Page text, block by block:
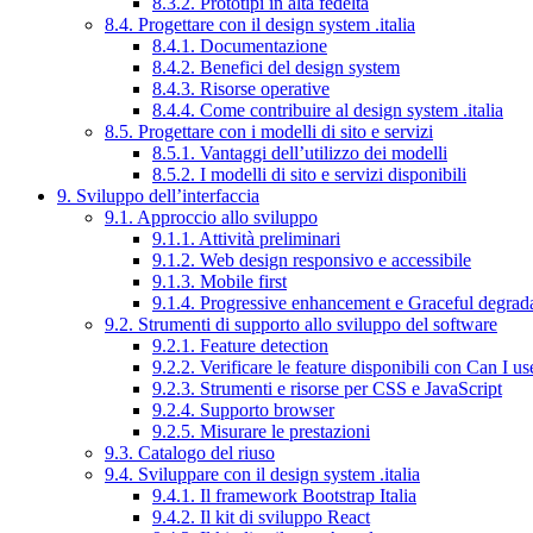
8.4. Progettare con il design system .italia
8.4.1. Documentazione
8.4.2. Benefici del design system
8.4.3. Risorse operative
8.4.4. Come contribuire al design system .italia
8.5. Progettare con i modelli di sito e servizi
8.5.1. Vantaggi dell’utilizzo dei modelli
8.5.2. I modelli di sito e servizi disponibili
9. Sviluppo dell’interfaccia
9.1. Approccio allo sviluppo
9.1.1. Attività preliminari
9.1.2. Web design responsivo e accessibile
9.1.3. Mobile first
9.1.4. Progressive enhancement e Graceful
9.2. Strumenti di supporto allo sviluppo del software
9.2.1. Feature detection
9.2.2. Verificare le feature disponibili con Can I
9.2.3. Strumenti e risorse per CSS e JavaScript
9.2.4. Supporto browser
9.2.5. Misurare le prestazioni
9.3. Catalogo del riuso
9.4. Sviluppare con il design system .italia
9.4.1. Il framework Bootstrap Italia
9.4.2. Il kit di sviluppo React